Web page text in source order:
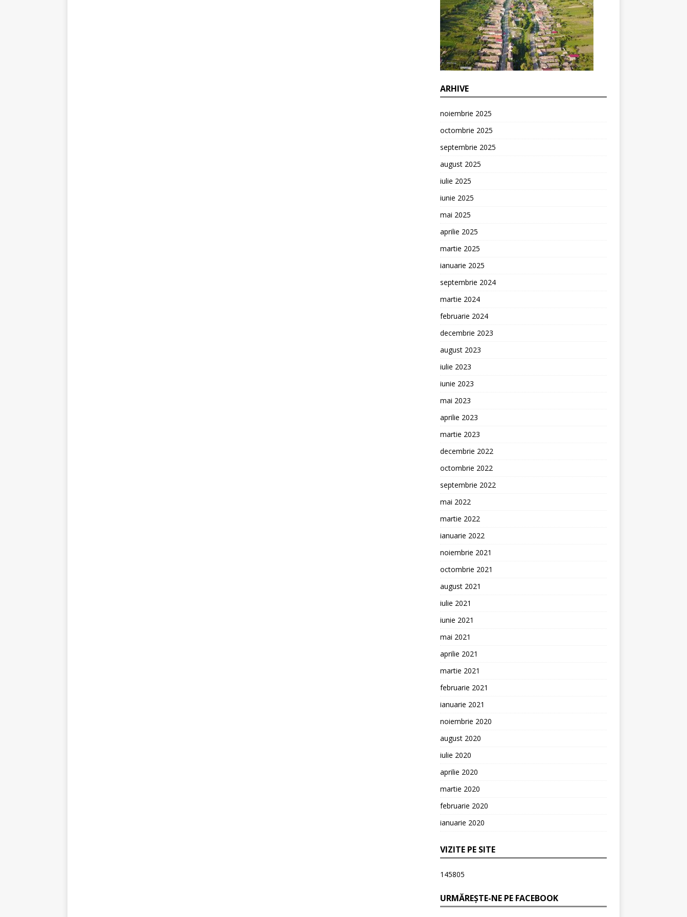
ARHIVE
noiembrie 2025
octombrie 2025
septembrie 2025
august 2025
iulie 2025
iunie 2025
mai 2025
aprilie 2025
martie 2025
ianuarie 2025
septembrie 2024
martie 2024
februarie 2024
decembrie 2023
august 2023
iulie 2023
iunie 2023
mai 2023
aprilie 2023
martie 2023
decembrie 2022
octombrie 2022
septembrie 2022
mai 2022
martie 2022
ianuarie 2022
noiembrie 2021
octombrie 2021
august 2021
iulie 2021
iunie 2021
mai 2021
aprilie 2021
martie 2021
februarie 2021
ianuarie 2021
noiembrie 2020
august 2020
iulie 2020
aprilie 2020
martie 2020
februarie 2020
ianuarie 2020
VIZITE PE SITE
145805
URMĂREȘTE-NE PE FACEBOOK